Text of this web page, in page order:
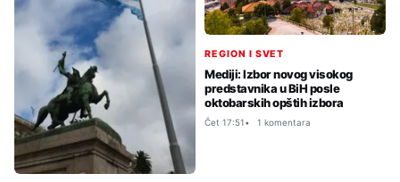
REGION I SVET
Mediji: Izbor novog visokog
predstavnika u BiH posle
oktobarskih opštih izbora
Čet 17:51 1 komentara